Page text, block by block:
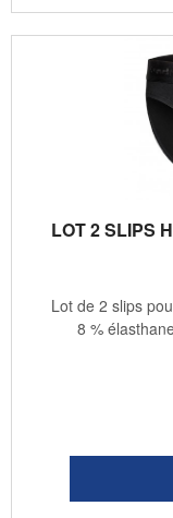
LOT 2 SLIPS
Lot de 2 slips
8 %